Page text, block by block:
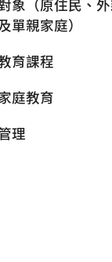
象（原住民、
單親家庭）
育課程
庭教育
理